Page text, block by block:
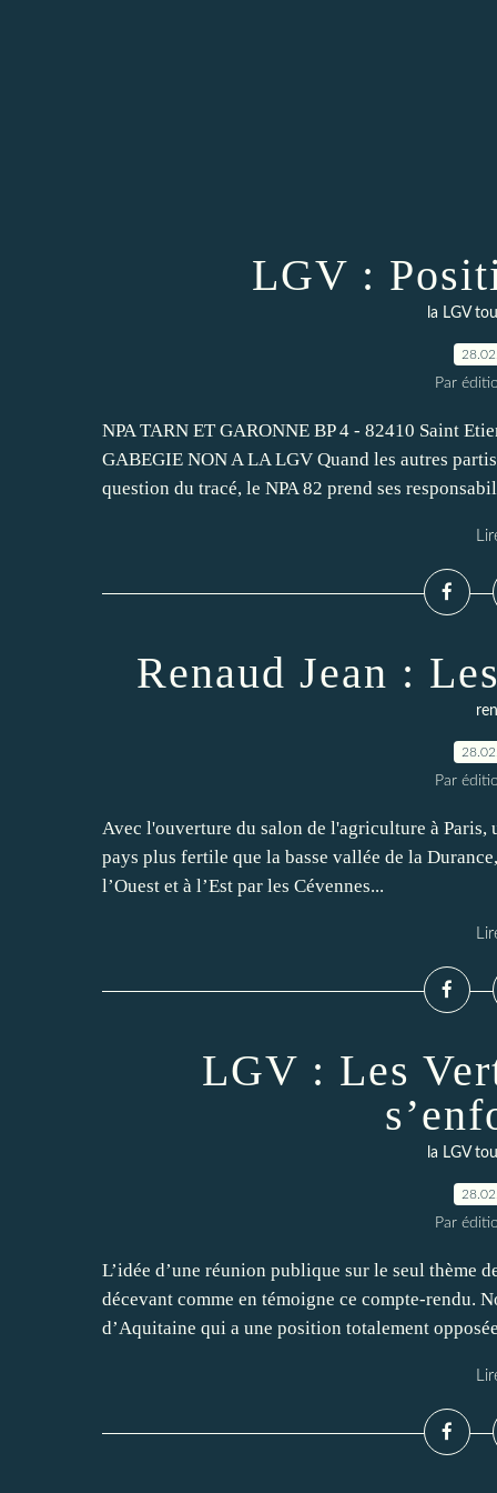
LGV :
la LGV
Par
NPA TARN ET GARONNE BP 4 - 82410 Saint
GABEGIE NON A LA LGV Quand les autres
question du tracé, le NPA 82 prend ses
Renaud Jean :
Par
Avec l'ouverture du salon de l'agriculture à Paris,
pays plus fertile que la basse vallée de la
l’Ouest et à l’Est par les Cévennes...
LGV : Les
la LGV
Par
L’idée d’une réunion publique sur le seul thème
décevant comme en témoigne ce compte-rendu.
d’Aquitaine qui a une position totalement